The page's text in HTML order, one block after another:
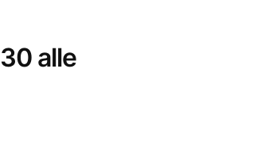
alle